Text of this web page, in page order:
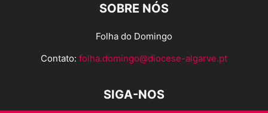
SOBRE NÓS
Folha do Domingo
Contato: folha.domingo@diocese-algarve.pt
SIGA-NOS